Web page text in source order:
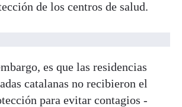
de los centros de salud.
es que las residencias
catalanas no recibieron el
para evitar contagios -